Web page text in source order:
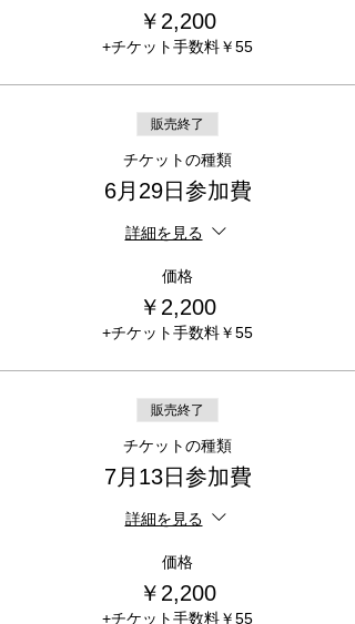
￥2,200
+チケット手数料￥55
販売終了
チケットの種類
6月29日参加費
詳細を見る
価格
￥2,200
+チケット手数料￥55
販売終了
チケットの種類
7月13日参加費
詳細を見る
価格
￥2,200
+チケット手数料￥55